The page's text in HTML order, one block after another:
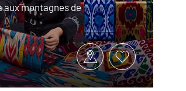
aux montagnes de